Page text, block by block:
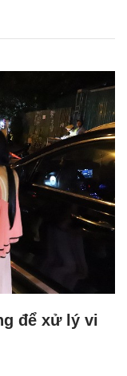
để xử lý vi